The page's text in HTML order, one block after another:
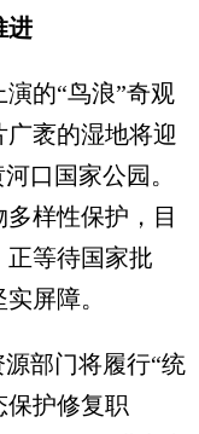
进
的“鸟浪”奇观
袤的湿地将迎
口国家公园。
样性保护，目
等待国家批
屏障。
部门将履行“统
保护修复职